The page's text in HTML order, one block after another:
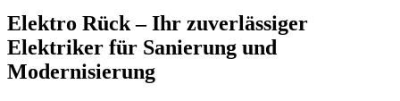
Elektro Rück – Ihr zuverlässiger
Elektriker für Sanierung und
Modernisierung